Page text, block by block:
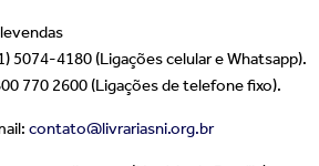
5074-4180 (Ligações celular e Whatsapp).
770 2600 (Ligações de telefone fixo).
contato@livrariasni.org.br